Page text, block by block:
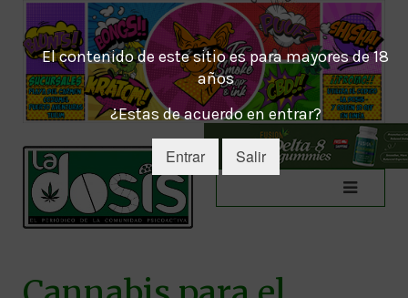
El contenido de este sitio es para mayores de 18
años
¿Estas de acuerdo en entrar?
Entrar Salir